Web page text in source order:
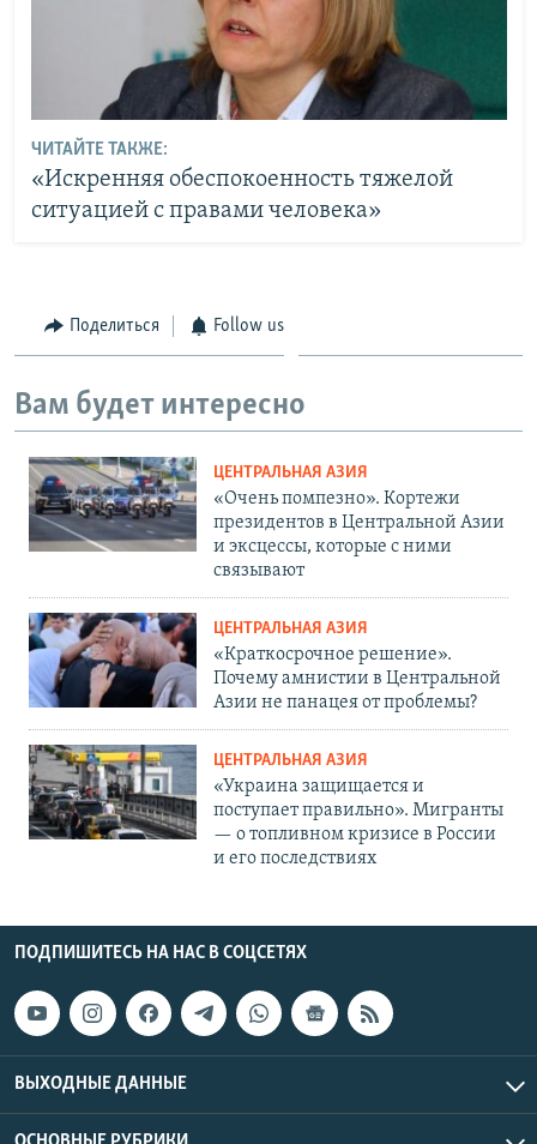
ЧИТАЙТЕ ТАКЖЕ:
«Искренняя обеспокоенность тяжелой
ситуацией с правами человека»
Поделиться Follow us
Вам будет интересно
ЦЕНТРАЛЬНАЯ АЗИЯ
«Очень помпезно». Кортежи
президентов в Центральной Азии
и эксцессы, которые с ними
связывают
ЦЕНТРАЛЬНАЯ АЗИЯ
«Краткосрочное решение».
Почему амнистии в Центральной
Азии не панацея от проблемы?
ЦЕНТРАЛЬНАЯ АЗИЯ
«Украина защищается и
поступает правильно». Мигранты
— о топливном кризисе в России
и его последствиях
ПОДПИШИТЕСЬ НА НАС В СОЦСЕТЯХ
ВЫХОДНЫЕ ДАННЫЕ